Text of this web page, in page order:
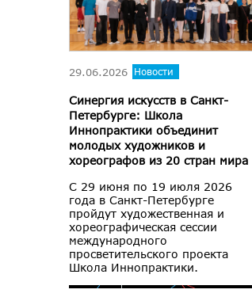
29.06.2026 Новости
Синергия искусств в Санкт-
Петербурге: Школа
Иннопрактики объединит
молодых художников и
хореографов из 20 стран мира
С 29 июня по 19 июля 2026
года в Санкт-Петербурге
пройдут художественная и
хореографическая сессии
международного
просветительского проекта
Школа Иннопрактики.